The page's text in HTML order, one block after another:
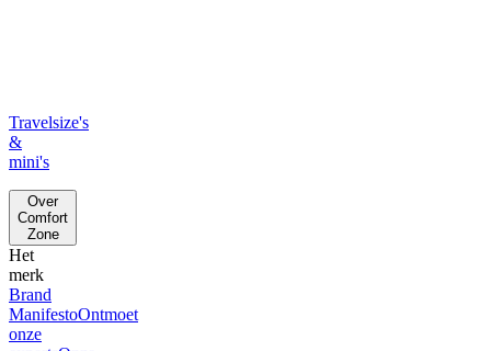
Travelsize's
&
mini's
Over
Comfort
Zone
Het
merk
Brand
ManifestoOntmoet
onze